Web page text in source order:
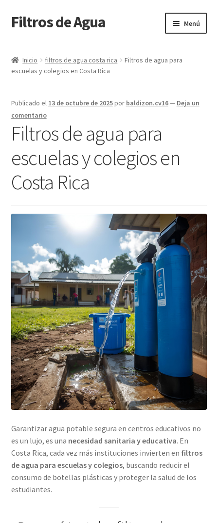
Ir
a
navegación
Ir
al
Filtros de Agua Menú
Blog
Cart
Checkout
My account
Inicio filtros de agua costa rica
Filtros de agua para
escuelas y colegios en Costa Rica
Publicado el 13 de octubre de 2025por baldizon.cv16— Deja un
comentario
Filtros de agua para
escuelas y colegios en
Costa Rica
Garantizar agua potable segura en centros educativos no
es un lujo, es una necesidad sanitaria y educativa. En
Costa Rica, cada vez más instituciones invierten en filtros
de agua para escuelas y colegios, buscando reducir el
consumo de botellas plásticas y proteger la salud de los
estudiantes.